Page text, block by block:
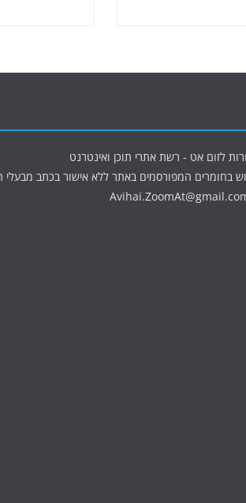
לזום אט - רשת אתרי תוכן ואינטרנט
בחומרים המפורסמים באתר ללא אישור בכתב מבעלי